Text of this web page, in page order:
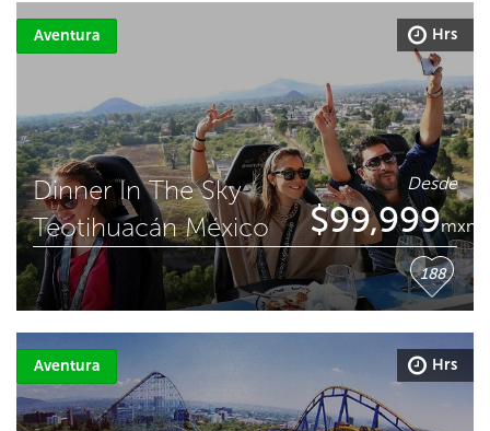
Aventura Hrs
Dinner In The Sky
Teotihuacán México
Desde
$99,999mxn
188
Aventura Hrs